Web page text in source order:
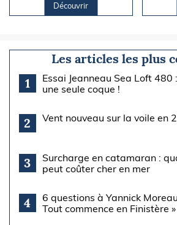
Découvrir
Les articles les plus
1
Essai Jeanneau Sea Loft
une seule coque !
2 Vent nouveau sur la voile en
3
Surcharge en catamaran :
peut coûter cher en mer
4
6 questions à Yannick
Tout commence en Finistère »